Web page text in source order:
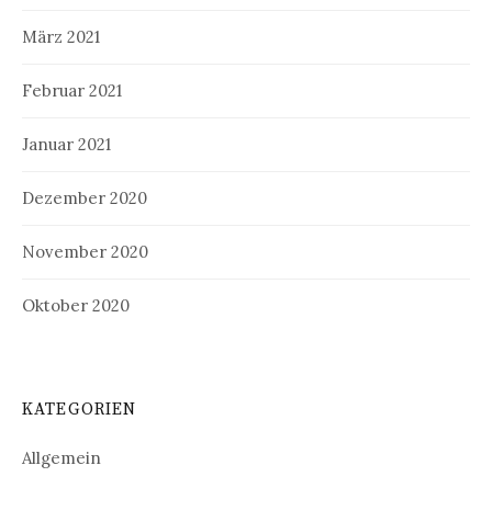
März 2021
Februar 2021
Januar 2021
Dezember 2020
November 2020
Oktober 2020
KATEGORIEN
Allgemein